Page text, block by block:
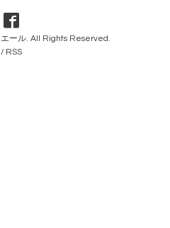
ール. All Rights Reserved.
/ RSS